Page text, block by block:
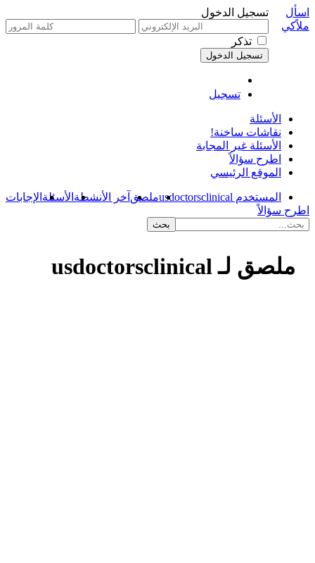
تسجيل الدخول
تذكر
تسجيل
اسأل
ملاًكي
الأسئلة
نقاشات ساخنة!
الأسئلة غير المجابة
اطرح سؤالاً
الموقع الرئيسي
المستخدم usdoctorsclinical ملصق آخر الأنشطة الأسئلة الإجابات
اطرح سؤالاً
ملصق لـ usdoctorsclinical